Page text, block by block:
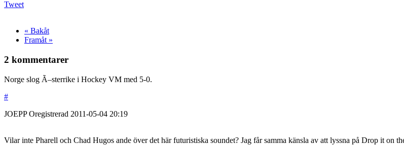
Tweet
« Bakåt
Framåt »
2 kommentarer
Norge slog Ã–sterrike i Hockey VM med 5-0.
#
JOEPP Oregistrerad 2011-05-04 20:19
Vilar inte Pharell och Chad Hugos ande över det här futuristiska soundet? Jag får samma känsla av att lyssna på Drop it on